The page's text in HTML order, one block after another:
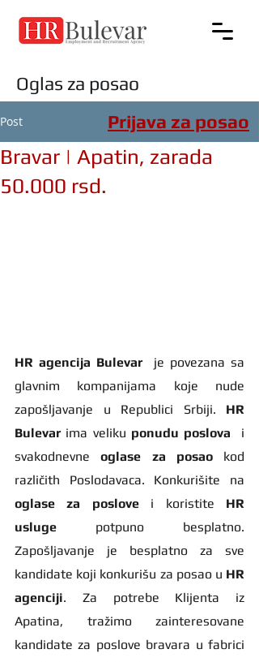
Oglas za posao
Post
Bravar | Apatin, zarada
50.000 rsd.
HR agencija Bulevar
  je povezana sa
glavnim kompanijama koje nude
zapošljavanje u Republici Srbiji. HR
Bulevar ima veliku ponudu poslova
  i
svakodnevne oglase za posao kod
oglase za poslove i koristite HR
usluge potpuno besplatno.
Zapošljavanje je besplatno za sve
kandidate koji konkurišu za posao u HR
agenciji. Za potrebe Klijenta iz
Apatina, tražimo zainteresovane
kandidate za poslove bravara u fabrici
Prijava za posao